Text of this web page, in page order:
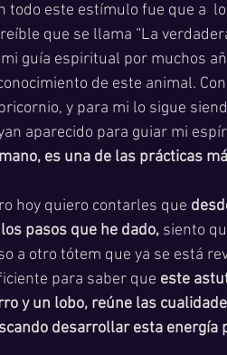
todo este estímulo fue que a
que se llama “La
guía espiritual por muchos
de este animal.
y para mi lo sigue
aparecido para guiar mi
es una de las prácticas
hoy quiero contarles que
pasos que he dado, siento
a otro tótem que ya se está
para saber que este
y un lobo, reúne las
desarrollar esta energía